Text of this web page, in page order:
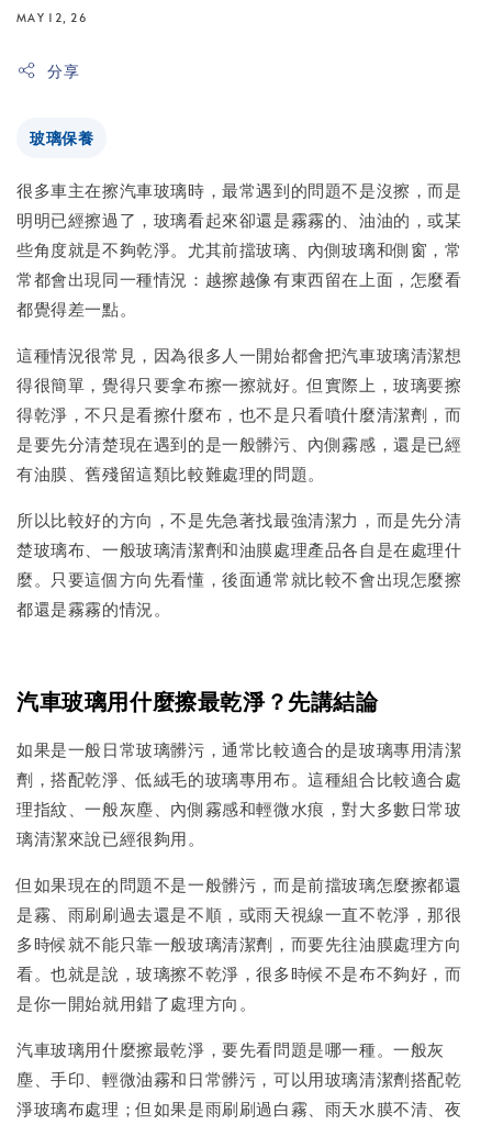
MAY 12, 26
分享
玻璃保養
很多車主在擦汽車玻璃時，最常遇到的問題不是沒擦，而是
明明已經擦過了，玻璃看起來卻還是霧霧的、油油的，或某
些角度就是不夠乾淨。尤其前擋玻璃、內側玻璃和側窗，常
常都會出現同一種情況：越擦越像有東西留在上面，怎麼看
都覺得差一點。
這種情況很常見，因為很多人一開始都會把汽車玻璃清潔想
得很簡單，覺得只要拿布擦一擦就好。但實際上，玻璃要擦
得乾淨，不只是看擦什麼布，也不是只看噴什麼清潔劑，而
是要先分清楚現在遇到的是一般髒污、內側霧感，還是已經
有油膜、舊殘留這類比較難處理的問題。
所以比較好的方向，不是先急著找最強清潔力，而是先分清
楚玻璃布、一般玻璃清潔劑和油膜處理產品各自是在處理什
麼。只要這個方向先看懂，後面通常就比較不會出現怎麼擦
都還是霧霧的情況。
汽車玻璃用什麼擦最乾淨？先講結論
如果是一般日常玻璃髒污，通常比較適合的是玻璃專用清潔
劑，搭配乾淨、低絨毛的玻璃專用布。這種組合比較適合處
理指紋、一般灰塵、內側霧感和輕微水痕，對大多數日常玻
璃清潔來說已經很夠用。
但如果現在的問題不是一般髒污，而是前擋玻璃怎麼擦都還
是霧、雨刷刷過去還是不順，或雨天視線一直不乾淨，那很
多時候就不能只靠一般玻璃清潔劑，而要先往油膜處理方向
看。也就是說，玻璃擦不乾淨，很多時候不是布不夠好，而
是你一開始就用錯了處理方向。
汽車玻璃用什麼擦最乾淨，要先看問題是哪一種。一般灰
塵、手印、輕微油霧和日常髒污，可以用玻璃清潔劑搭配乾
淨玻璃布處理；但如果是雨刷刷過白霧、雨天水膜不清、夜